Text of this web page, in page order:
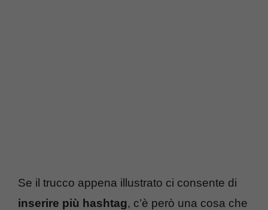
Se il trucco appena illustrato ci consente di
inserire più hashtag, c’è però una cosa che